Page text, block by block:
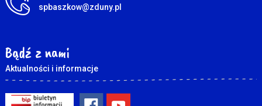
spbaszkow@zduny.pl
Bądź z nami
Aktualności i informacje